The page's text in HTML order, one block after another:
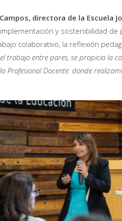
directora de la Escuela
y sostenibilidad
colaborativo, la reflexión
trabajo entre pares, se propicia la
Profesional Docente: donde